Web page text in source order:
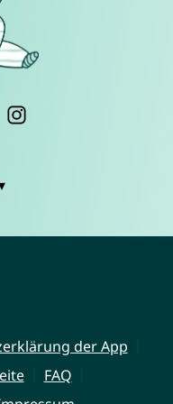
der App
FAQ